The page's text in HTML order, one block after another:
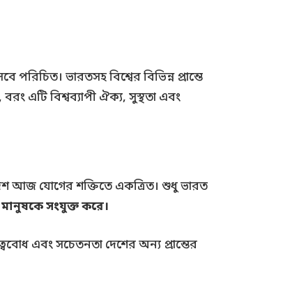
পরিচিত। ভারতসহ বিশ্বের বিভিন্ন প্রান্তে
এটি বিশ্বব্যাপী ঐক্য, সুস্থতা এবং
দেশ আজ যোগের শক্তিতে একত্রিত। শুধু ভারত
সংযুক্ত করে।
এবং সচেতনতা দেশের অন্য প্রান্তের